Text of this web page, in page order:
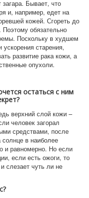
Бывает, что
и, например, едет на
кожей. Сгореть до
обязательно
Поскольку в худшем
старения,
развитие рака кожи, а
опухоли.
остаться с ним
верхний слой кожи –
человек загорал
средствами, после
в наиболее
и равномерно. Но если
если есть ожоги, то
слезает чуть ли не